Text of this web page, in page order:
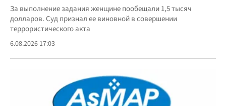
За выполнение задания женщине пообещали 1,5 тысяч
долларов. Суд признал ее виновной в совершении
террористического акта
6.08.2026 17:03